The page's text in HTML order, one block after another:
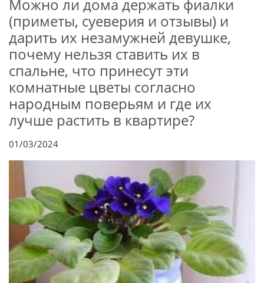
Можно ли дома держать фиалки
(приметы, суеверия и отзывы) и
дарить их незамужней девушке,
почему нельзя ставить их в
спальне, что принесут эти
комнатные цветы согласно
народным поверьям и где их
лучше растить в квартире?
01/03/2024